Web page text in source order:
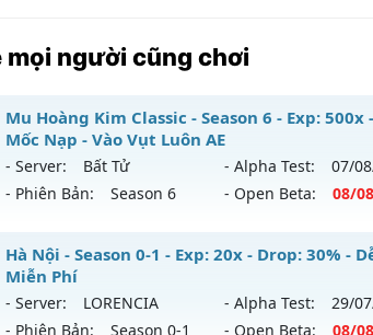
mọi người cũng chơi
Mu Hoàng Kim Classic - Season 6 - Exp: 500x
Mốc Nạp - Vào Vụt Luôn AE
- Server: Bất Tử - Alpha Test: 07/08
- Phiên Bản:
Season 6 - Open Beta: 08/
Mu Hoàng Kim Classic - Free Mốc Nạp -
Mu mới ra tháng 08 2026 - Mở máy chủ
Hà Nội - Season 0-1 - Exp: 20x - Drop: 30% -
Miễn Phí
- Server: LORENCIA - Alpha Test: 29/07
- Phiên Bản:
Season 0-1 - Open Beta: 08/